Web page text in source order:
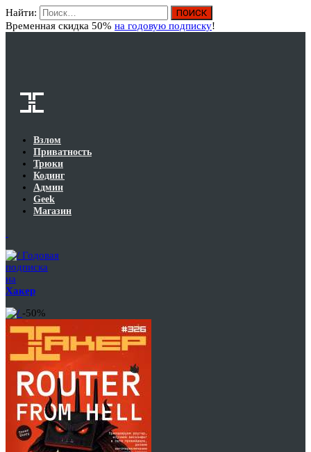
Найти:
Временная скидка 50% на годовую подписку!
Взлом
Приватность
Трюки
Кодинг
Админ
Geek
Магазин
Годовая
подписка
на
Хакер
-50%